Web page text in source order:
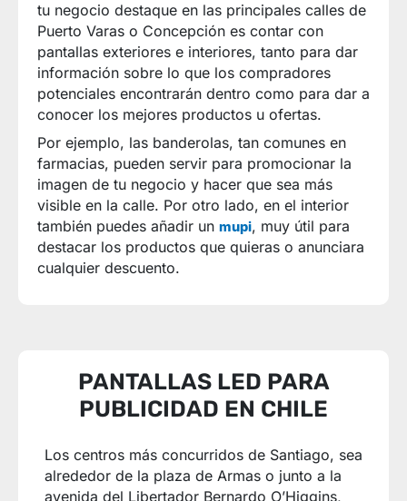
tu negocio destaque en las principales calles de
Puerto Varas o Concepción es contar con
pantallas exteriores e interiores, tanto para dar
información sobre lo que los compradores
potenciales encontrarán dentro como para dar a
conocer los mejores productos u ofertas.
Por ejemplo, las banderolas, tan comunes en
farmacias, pueden servir para promocionar la
imagen de tu negocio y hacer que sea más
visible en la calle. Por otro lado, en el interior
también puedes añadir un mupi, muy útil para
destacar los productos que quieras o anunciara
cualquier descuento.
PANTALLAS LED PARA
PUBLICIDAD EN CHILE
Los centros más concurridos de Santiago, sea
alrededor de la plaza de Armas o junto a la
avenida del Libertador Bernardo O’Higgins,